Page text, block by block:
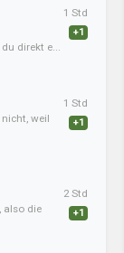
direkt e...
1 Std
+1
weil
1 Std
+1
also die
2 Std
+1